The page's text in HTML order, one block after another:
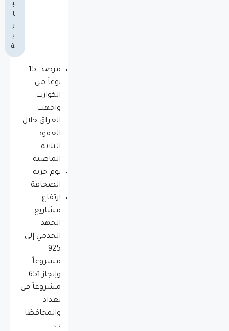
ب
ا
ر
ي
ة
مرصد: 15
نوعاً من
الكوارث
واجهت
العراق خلال
العقود
الثلاثة
الماضية
يوم حريه
الصحافة
ارتفاع
مشاريع
الجهد
الخدمي إلى
925
مشروعاً..
وإنجاز 651
مشروعاً في
بغداد
والمحافظا
ت